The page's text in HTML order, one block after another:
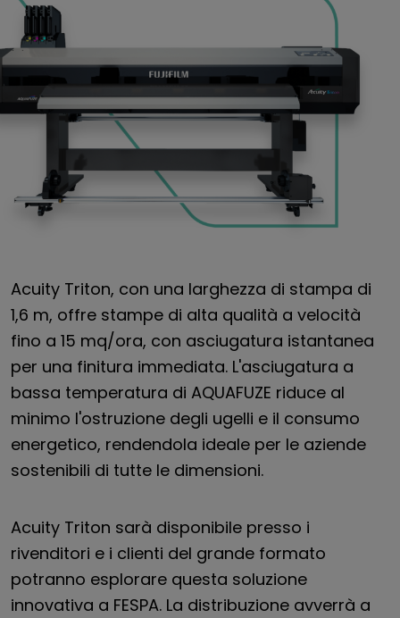
Acuity Triton, con una larghezza di stampa di
1,6 m, offre stampe di alta qualità a velocità
fino a 15 mq/ora, con asciugatura istantanea
per una finitura immediata. L'asciugatura a
bassa temperatura di AQUAFUZE riduce al
minimo l'ostruzione degli ugelli e il consumo
energetico, rendendola ideale per le aziende
sostenibili di tutte le dimensioni.
Acuity Triton sarà disponibile presso i
rivenditori e i clienti del grande formato
potranno esplorare questa soluzione
innovativa a FESPA. La distribuzione avverrà a